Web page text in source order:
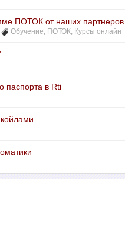
ПОТОК от наших партнеров.
Обучение, ПОТОК, Курсы онлайн
паспорта в Rti